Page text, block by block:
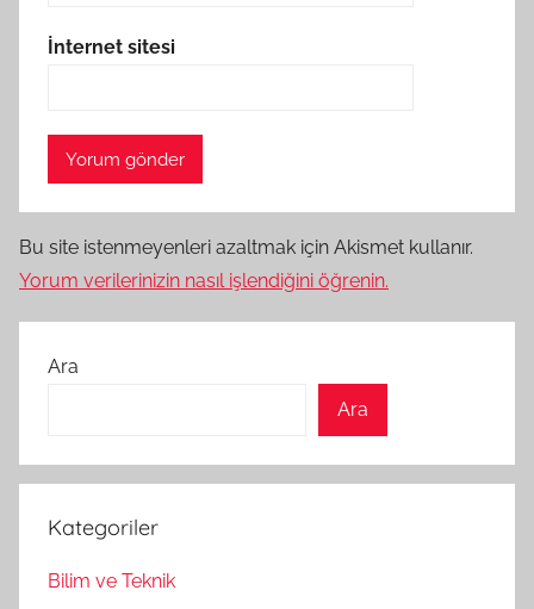
İnternet sitesi
Bu site istenmeyenleri azaltmak için Akismet kullanır.
Yorum verilerinizin nasıl işlendiğini öğrenin.
Ara
Ara
Kategoriler
Bilim ve Teknik